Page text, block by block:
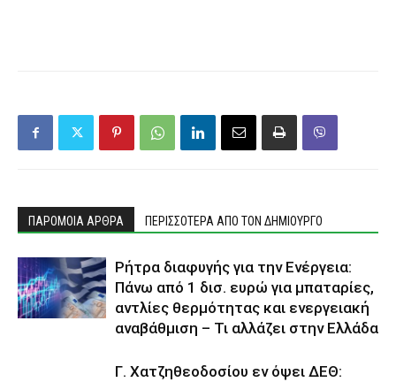
ΠΑΡΟΜΟΙΑ ΑΡΘΡΑ ΠΕΡΙΣΣΟΤΕΡΑ ΑΠΟ ΤΟΝ ΔΗΜΙΟΥΡΓΟ
Ρήτρα διαφυγής για την Ενέργεια:
Πάνω από 1 δισ. ευρώ για μπαταρίες,
αντλίες θερμότητας και ενεργειακή
αναβάθμιση – Τι αλλάζει στην Ελλάδα
Γ. Χατζηθεοδοσίου εν όψει ΔΕΘ: